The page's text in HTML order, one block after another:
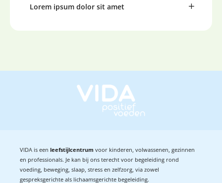
Lorem ipsum dolor sit amet
VIDA is een leefstijlcentrum voor kinderen, volwassenen, gezinnen
en professionals. Je kan bij ons terecht voor begeleiding rond
voeding, beweging, slaap, stress en zelfzorg, via zowel
gespreksgerichte als lichaamsgerichte begeleiding.